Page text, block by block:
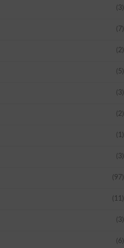
(3)
(7)
(2)
(5)
(3)
(2)
(1)
(3)
(97)
(11)
(3)
(6)